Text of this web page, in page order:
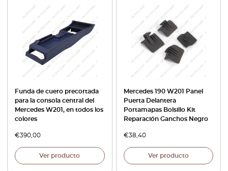
Funda de cuero precortada
para la consola central del
Mercedes W201, en todos los
colores
€390,00
Ver producto
Mercedes 190 W201 Panel
Puerta Delantera
Portamapas Bolsillo Kit
Reparación Ganchos Negro
€38,40
Ver producto